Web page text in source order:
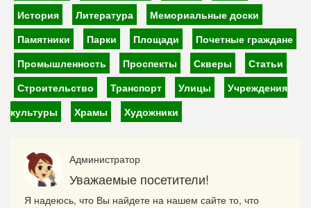
История
Литература
Мемориальные доски
Памятники
Парки Площади
Почетные граждане
Промышленность
Проспекты Скверы
Статьи
Строительство
Транспорт Улицы
Учреждения
культуры
Храмы Художники
Администратор
Уважаемые посетители!
Я надеюсь, что Вы найдете на нашем сайте то, что